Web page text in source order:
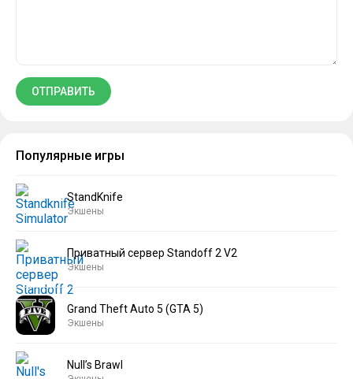
Популярные игры
StandKnife
Экшены
Приватный сервер Standoff 2 V2
Экшены
Grand Theft Auto 5 (GTA 5)
Экшены
Null’s Brawl